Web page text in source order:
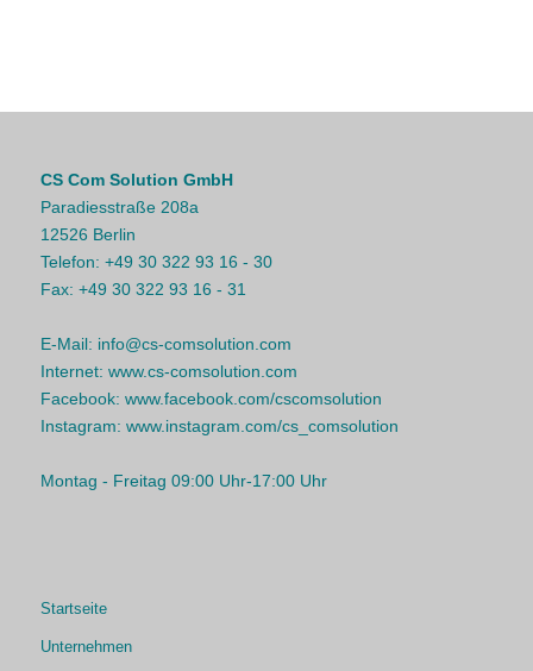
CS Com Solution GmbH
Paradiesstraße 208a
12526 Berlin
Telefon: +49 30 322 93 16 - 30
Fax: +49 30 322 93 16 - 31
E-Mail: info@cs-comsolution.com
Internet: www.cs-comsolution.com
Facebook: www.facebook.com/cscomsolution
Instagram: www.instagram.com/cs_comsolution
Montag - Freitag 09:00 Uhr-17:00 Uhr
Startseite
Unternehmen